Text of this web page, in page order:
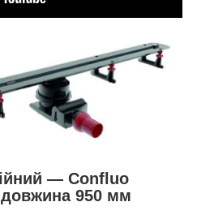
— Confluo
950 мм